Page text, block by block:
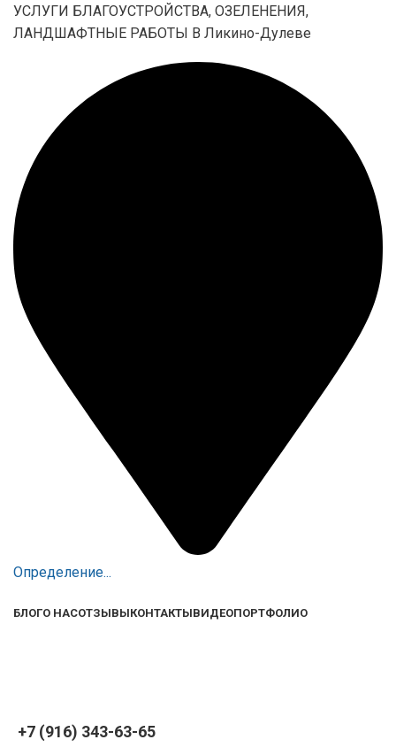
УСЛУГИ БЛАГОУСТРОЙСТВА, ОЗЕЛЕНЕНИЯ,
ЛАНДШАФТНЫЕ РАБОТЫ В Ликино-Дулеве
Определение...
БЛОГО НАСОТЗЫВЫКОНТАКТЫВИДЕОПОРТФОЛИО
+7 (916) 343-63-65